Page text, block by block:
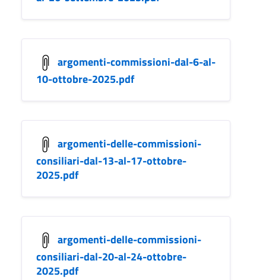
argomenti-commissioni-dal-6-al-
10-ottobre-2025.pdf
argomenti-delle-commissioni-
consiliari-dal-13-al-17-ottobre-
2025.pdf
argomenti-delle-commissioni-
consiliari-dal-20-al-24-ottobre-
2025.pdf